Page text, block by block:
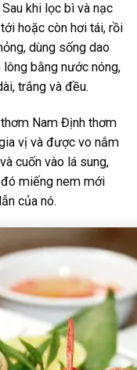
khi lọc bì và nạc
hoặc còn hơi tái, rồi
dùng sống dao
bằng nước nóng,
trắng và đều.
Nam Định thơm
vị và được vo nắm
cuốn vào lá sung,
miếng nem mới
của nó.